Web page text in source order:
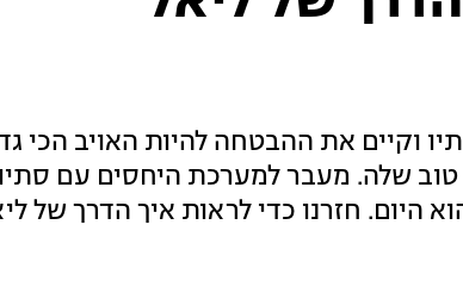
וקיים את ההבטחה להיות האויב הכי
שלה. מעבר למערכת היחסים עם
היום. חזרנו כדי לראות איך הדרך של